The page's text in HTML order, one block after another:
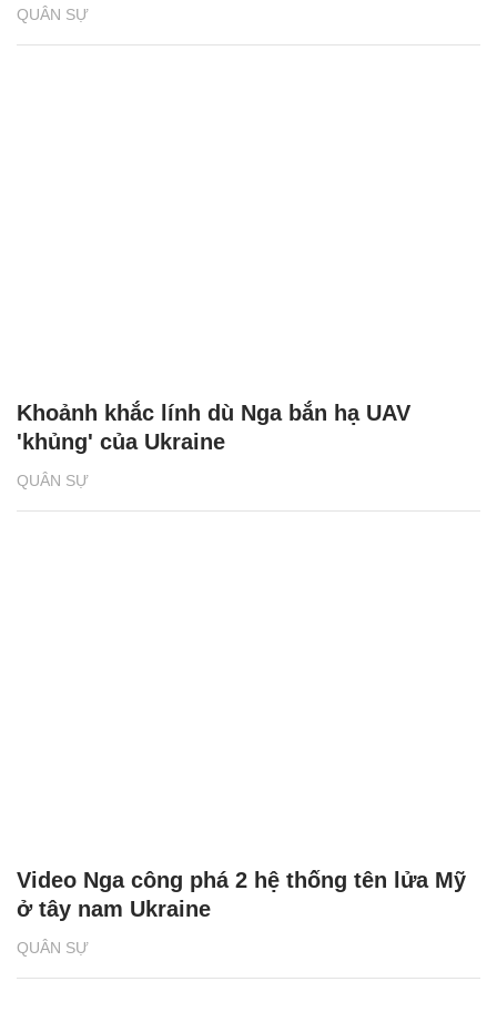
QUÂN SỰ
QUÂN SỰ
Khoảnh khắc lính dù Nga bắn hạ UAV
'khủng' của Ukraine
QUÂN SỰ
Video Nga công phá 2 hệ thống tên lửa Mỹ
ở tây nam Ukraine